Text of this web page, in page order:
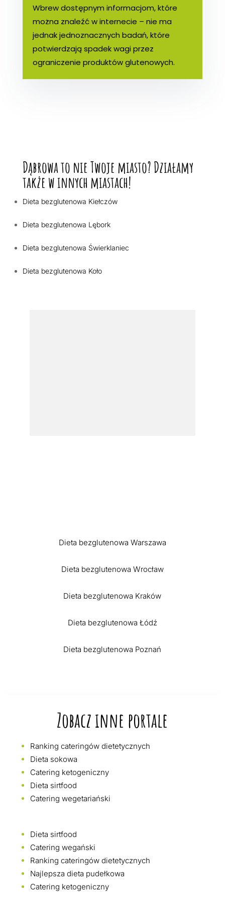
Wbrew dostępnym informacjom, które
można znaleźć w internecie – nie ma
jednak jednoznacznych badań, które
potwierdzają spadek wagi przez
ograniczenie produktów glutenowych.
Dąbrowa to nie Twoje miasto? Działamy
także w innych miastach!
Dieta bezglutenowa Kiełczów
Dieta bezglutenowa Lębork
Dieta bezglutenowa Świerklaniec
Dieta bezglutenowa Koło
Dieta bezglutenowa Warszawa
Dieta bezglutenowa Wrocław
Dieta bezglutenowa Kraków
Dieta bezglutenowa Łódź
Dieta bezglutenowa Poznań
Zobacz inne portale
Ranking cateringów dietetycznych
Dieta sokowa
Catering ketogeniczny
Dieta sirtfood
Catering wegetariański
Dieta sirtfood
Catering wegański
Ranking cateringów dietetycznych
Najlepsza dieta pudełkowa
Catering ketogeniczny